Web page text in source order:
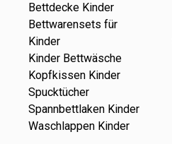
Bettdecke Kinder
Bettwarensets für
Kinder
Kinder Bettwäsche
Kopfkissen Kinder
Spucktücher
Spannbettlaken Kinder
Waschlappen Kinder